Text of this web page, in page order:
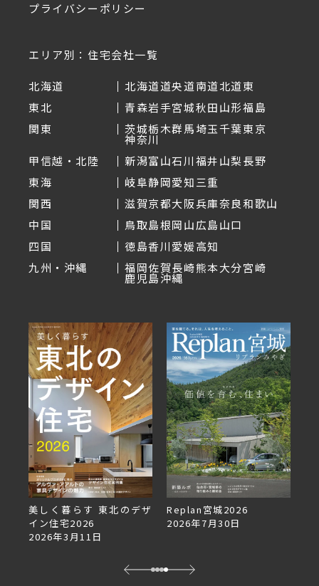
プライバシーポリシー
エリア別：住宅会社一覧
北海道 北海道道央道南道北道東
東北
青森岩手宮城秋田山形福島
関東
茨城栃木群馬埼玉千葉東京
神奈川
甲信越・北陸
新潟富山石川福井山梨長野
東海
岐阜静岡愛知三重
関西
滋賀京都大阪兵庫奈良和歌山
中国
鳥取島根岡山広島山口
四国
徳島香川愛媛高知
九州・沖縄
福岡佐賀長崎熊本大分宮崎
鹿児島沖縄
美しく暮らす 東北のデザ
イン住宅2026
2026年3月11日
Replan宮城2026
2026年7月30日